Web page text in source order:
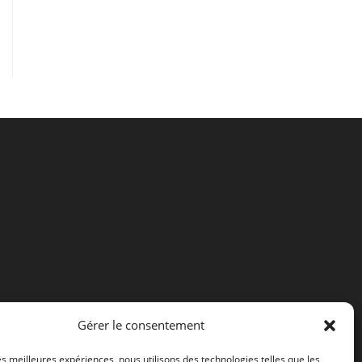
Gérer le consentement
meilleures expériences, nous utilisons des technologies telles que les